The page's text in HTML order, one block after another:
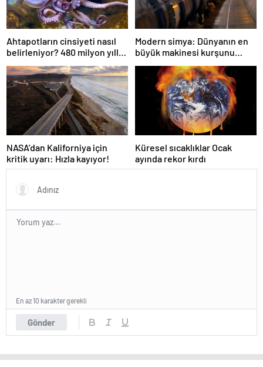
Ahtapotların cinsiyeti nasıl
belirleniyor? 480 milyon yıllık
gizem çözüldü
Modern simya: Dünyanın en
büyük makinesi kurşunu
altına dönüştürdü
NASA’dan Kaliforniya için
kritik uyarı: Hızla kayıyor!
Küresel sıcaklıklar Ocak
ayında rekor kırdı
Gönder
En az 10 karakter gerekli